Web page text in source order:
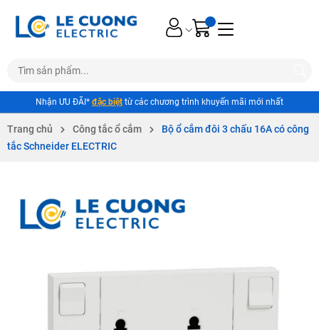
Nhận ƯU ĐÃI* đặc biệt từ các chương trình khuyến mãi mới nhất
Trang chủ Công tắc ổ cắm
Bộ ổ cắm đôi 3 chấu 16A có công
tắc Schneider ELECTRIC